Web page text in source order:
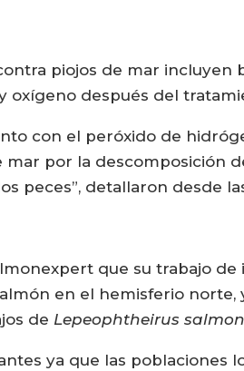
piojos de mar
oxígeno después del
con el peróxido de
por la descomposición
peces”, detallaron desde
que su trabajo
en el hemisferio
de Lepeophtheirus
ya que las